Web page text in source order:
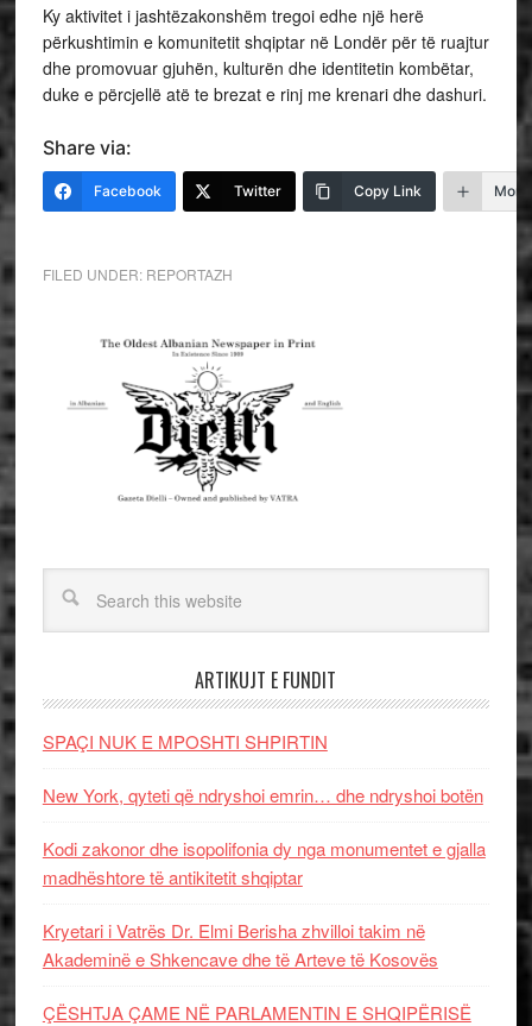
Ky aktivitet i jashtëzakonshëm tregoi edhe një herë
përkushtimin e komunitetit shqiptar në Londër për të ruajtur
dhe promovuar gjuhën, kulturën dhe identitetin kombëtar,
duke e përcjellë atë te brezat e rinj me krenari dhe dashuri.
Share via:
Facebook Twitter Copy Link More
FILED UNDER: REPORTAZH
ARTIKUJT E FUNDIT
SPAÇI NUK E MPOSHTI SHPIRTIN
New York, qyteti që ndryshoi emrin… dhe ndryshoi botën
Kodi zakonor dhe isopolifonia dy nga monumentet e gjalla
madhështore të antikitetit shqiptar
Kryetari i Vatrës Dr. Elmi Berisha zhvilloi takim në
Akademinë e Shkencave dhe të Arteve të Kosovës
ÇËSHTJA ÇAME NË PARLAMENTIN E SHQIPËRISË